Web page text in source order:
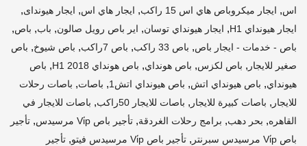
اس, ايجار ميكروباص هاي اس 15 راكب , ايجار هاي اس, ايجار هيونداى,
ايجار هيونداي H1 , ايجار هيونداي توسان, اير باص رويل صالون, باب, باص,
باص - خدمات - ايجار باص, باص 33 راكب , باص 7راكب , باص شيوخ, باص
صغير للايجار , باص لكزس, باص هونداي, باص هونداي H1 2018 , باص
هيونداي, باص هيونداي اتش, باص هيونداي اتش1 , باصات, باصات رحلات
للايجار , باصات كبيرة للايجار , باصات للايجار 50راكب , باصات للايجار في
القاهره, بحر دهب, برامج رحلات الغردقة, تأجير باص Vi̇p مرسيدس , تأجير
باص Vi̇p مرسيدس سبرنتر
, تأجير باص Vi̇p مرسيدس فيتو , تأجير